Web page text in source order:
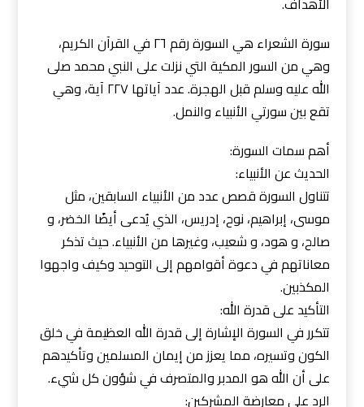
سورة الشعراء هي السورة رقم ٢٦ في القرآن الكريم،
وهي من السور المكية التي نزلت على النبي محمد صلى
الله عليه وسلم قبل الهجرة. عدد آياتها ٢٢٧ آية، وهي
تقع بين سورتي الأنبياء والنمل.
أهم سمات السورة:
الحديث عن الأنبياء:
تتناول السورة قصص عدد من الأنبياء السابقين، مثل
موسى، إبراهيم، نوح، إدريس، الذي يُدعى أيضًا الخضر، و
صالح، و هود، و شعيب، وغيرها من الأنبياء. حيث تذكر
معاناتهم في دعوة أقوامهم إلى التوحيد وكيف واجهوا
المكذبين.
التأكيد على قدرة الله:
تتكرر في السورة الإشارة إلى قدرة الله العظيمة في خلق
الكون وتسيره، مما يعزز من إيمان المسلمين وتأكيدهم
على أن الله هو المدبر والمتصرف في شؤون كل شيء.
الرد على معارضة المشركين: